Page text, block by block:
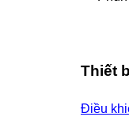
Thiết
Điều